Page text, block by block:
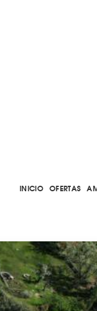
INICIO OFERTAS